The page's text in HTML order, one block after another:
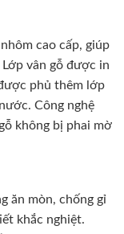
cao cấp, giúp
vân gỗ được in
phủ thêm lớp
Công nghệ
không bị phai mờ
ăn mòn, chống gỉ
khắc nghiệt.